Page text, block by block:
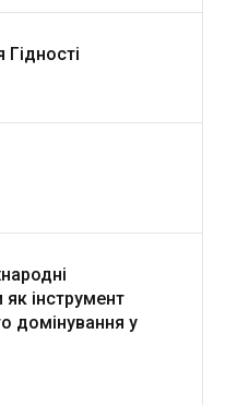
як інструмент
домінування у